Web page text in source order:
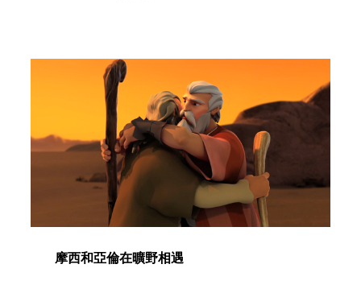
摩西和亞倫在曠野相遇